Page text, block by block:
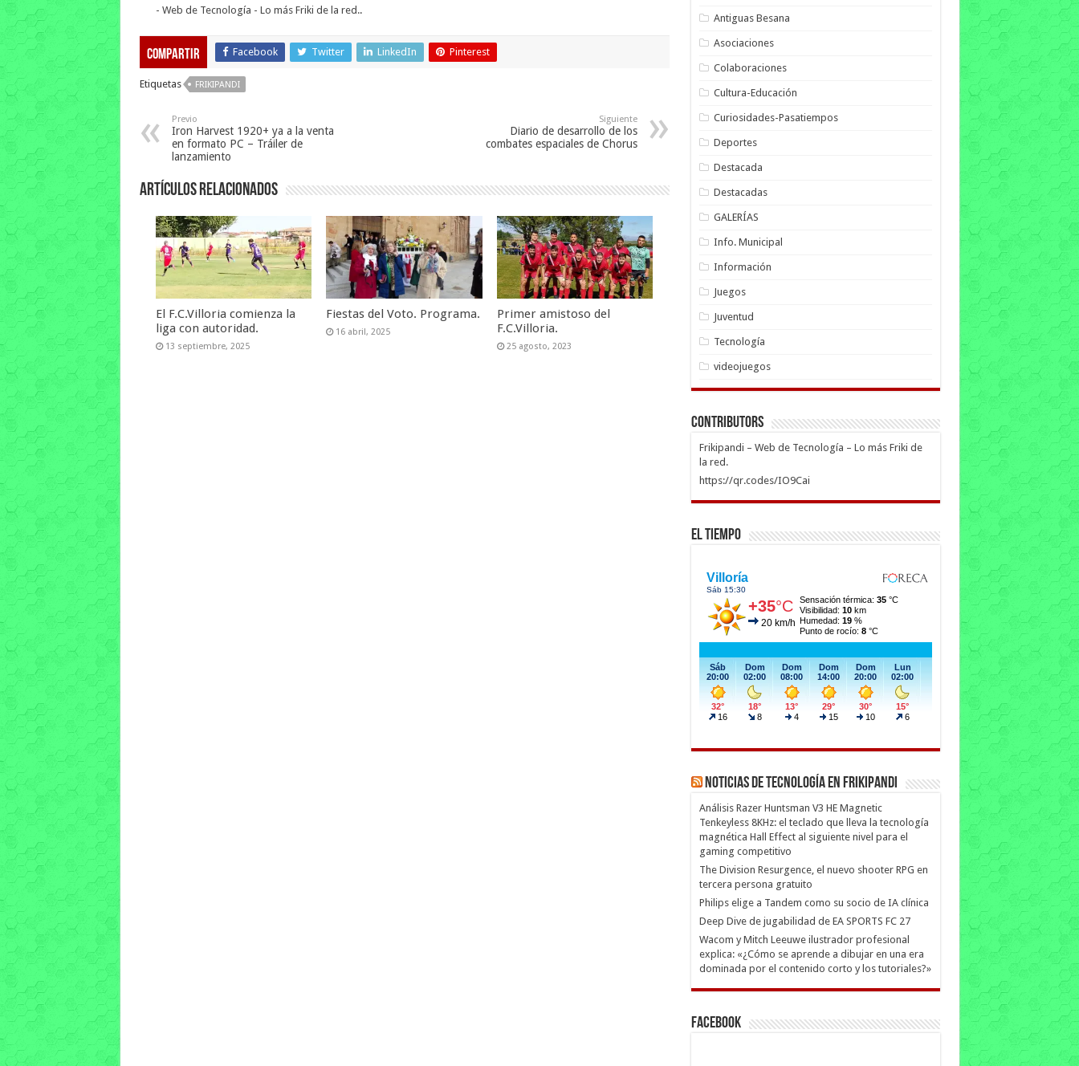
- Web de Tecnología - Lo más Friki de la red..
Compartir Facebook Twitter LinkedIn Pinterest
Etiquetas FRIKIPANDI
Previo
Iron Harvest 1920+ ya a la venta
en formato PC – Tráiler de
lanzamiento
Siguiente
Diario de desarrollo de los
combates espaciales de Chorus
Artículos relacionados
El F.C.Villoria comienza la
liga con autoridad.
13 septiembre, 2025
Fiestas del Voto. Programa.
16 abril, 2025
Primer amistoso del
F.C.Villoria.
25 agosto, 2023
Antiguas Besana
Asociaciones
Colaboraciones
Cultura-Educación
Curiosidades-Pasatiempos
Deportes
Destacada
Destacadas
GALERÍAS
Info. Municipal
Información
Juegos
Juventud
Tecnología
videojuegos
Contributors
Frikipandi – Web de Tecnología – Lo más Friki de
la red.
https://qr.codes/IO9Cai
El Tiempo
Noticias de Tecnología en Frikipandi
Análisis Razer Huntsman V3 HE Magnetic
Tenkeyless 8KHz: el teclado que lleva la tecnología
magnética Hall Effect al siguiente nivel para el
gaming competitivo
The Division Resurgence, el nuevo shooter RPG en
tercera persona gratuito
Philips elige a Tandem como su socio de IA clínica
Deep Dive de jugabilidad de EA SPORTS FC 27
Wacom y Mitch Leeuwe ilustrador profesional
explica: «¿Cómo se aprende a dibujar en una era
dominada por el contenido corto y los tutoriales?»
Facebook